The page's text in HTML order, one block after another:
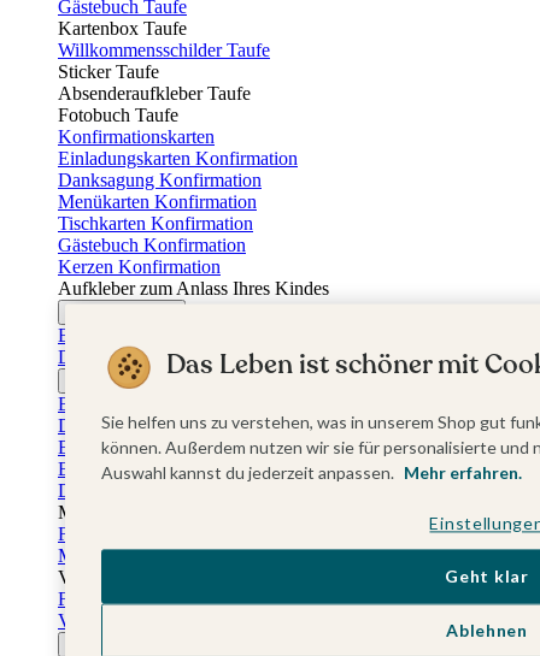
Gästebuch Taufe
Kartenbox Taufe
Willkommensschilder Taufe
Sticker Taufe
Absenderaufkleber Taufe
Fotobuch Taufe
Konfirmationskarten
Einladungskarten Konfirmation
Danksagung Konfirmation
Menükarten Konfirmation
Tischkarten Konfirmation
Gästebuch Konfirmation
Kerzen Konfirmation
Aufkleber zum Anlass Ihres Kindes
Einladungskarten Firmung
Dankeskarten Firmung
Jugendweihekarten
Einladungskarten Jugendweihe
Dankeskarten Jugendweihe
Einschulungskarten
Einladungskarten Einschulung
Danksagung Einschulung
Muttertag
Fotogeschenke Muttertag
Muttertagskarten
Vatertag
Fotogeschenke Vatertag
Vatertagskarten
Das Leben ist schöner mit
Sie helfen uns zu verstehen, was in unserem Shop gut
können. Außerdem nutzen wir sie für personalisierte
Auswahl kannst du jederzeit anpassen. Mehr erfahren.
Ablehnen
Geht klar